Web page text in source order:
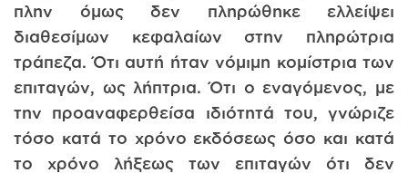
πλην όμως δεν πληρώθηκε ελλείψει
διαθεσίμων κεφαλαίων στην πληρώτρια
τράπεζα. Ότι αυτή ήταν νόμιμη κομίστρια των
επιταγών, ως λήπτρια. Ότι ο εναγόμενος, με
την προαναφερθείσα ιδιότητά του, γνώριζε
τόσο κατά το χρόνο εκδόσεως όσο και κατά
το χρόνο λήξεως των επιταγών ότι δεν